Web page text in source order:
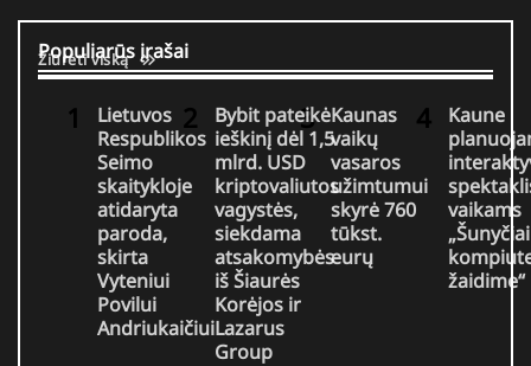
Populiarūs įrašai
Žiūrėti viską
Lietuvos
Respublikos
Seimo
skaitykloje
atidaryta
paroda,
skirta
Vyteniui
Povilui
Andriukaičiui
Bybit pateikė
ieškinį dėl 1,5
mlrd. USD
kriptovaliutos
vagystės,
siekdama
atsakomybės
iš Šiaurės
Korėjos ir
Lazarus
Group
Kaunas
vaikų
vasaros
užimtumui
skyrė 760
tūkst.
eurų
Kaune
vaikams
„Šunyčiai
žaidime“